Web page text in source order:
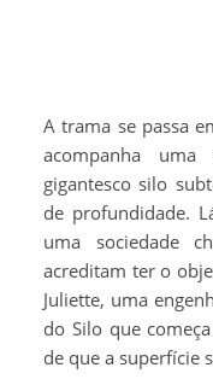
A trama se passa
acompanha
gigantesco silo
de profundidade.
uma sociedade
acreditam ter o
Juliette, uma
do Silo que
de que a superfície